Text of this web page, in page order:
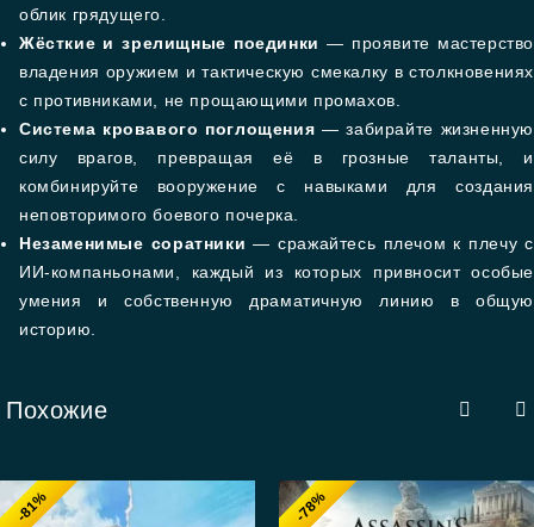
облик грядущего.
Жёсткие и зрелищные поединки — проявите мастерство
владения оружием и тактическую смекалку в столкновениях
с противниками, не прощающими промахов.
Система кровавого поглощения — забирайте жизненную
силу врагов, превращая её в грозные таланты, и
комбинируйте вооружение с навыками для создания
неповторимого боевого почерка.
Незаменимые соратники — сражайтесь плечом к плечу с
ИИ-компаньонами, каждый из которых привносит особые
умения и собственную драматичную линию в общую
историю.
Похожие
-81% -78%